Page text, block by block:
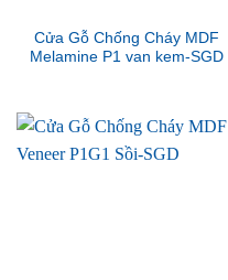
Cửa Gỗ Chống Cháy MDF
Melamine P1 van kem-SGD